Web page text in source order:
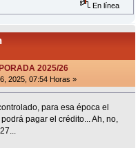
En línea
2025/26
2025, 07:54 Horas »
para esa época el
pagar el crédito... Ah, no,